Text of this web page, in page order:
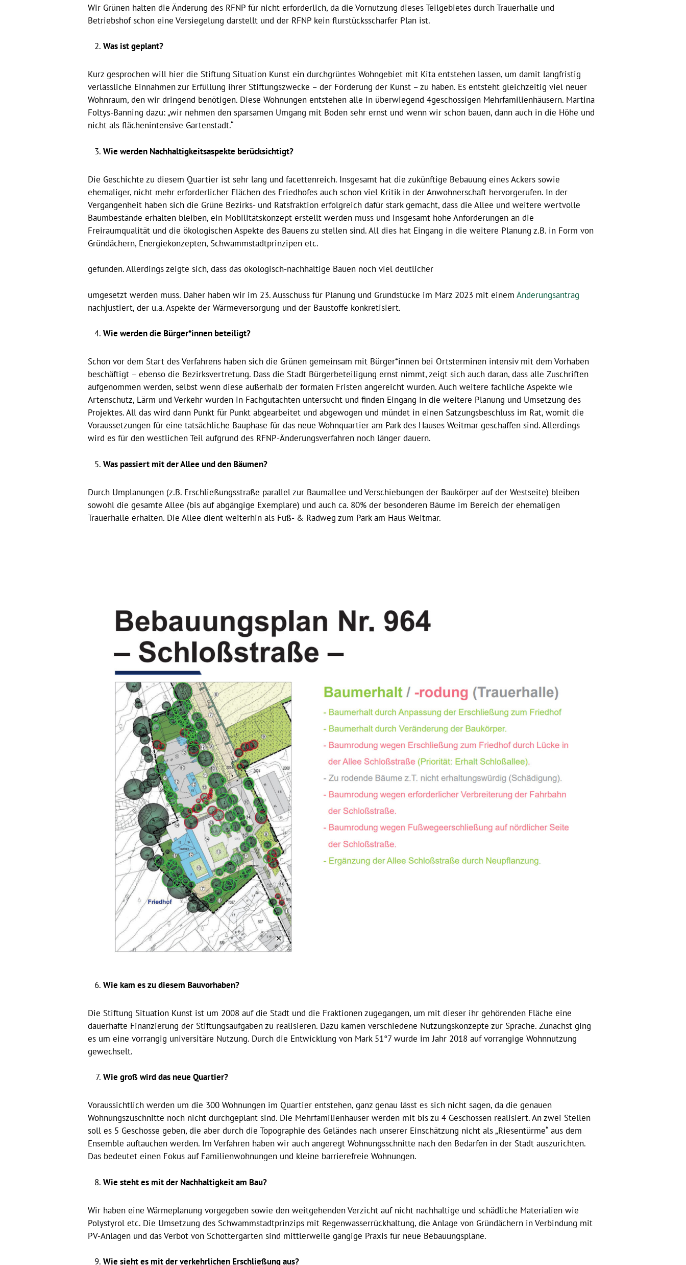
Wir Grünen halten die Änderung des RFNP für nicht erforderlich, da die Vornutzung dieses Teilgebietes durch Trauerhalle und
Betriebshof schon eine Versiegelung darstellt und der RFNP kein flurstücksscharfer Plan ist.
Was ist geplant?
Kurz gesprochen will hier die Stiftung Situation Kunst ein durchgrüntes Wohngebiet mit Kita entstehen lassen, um damit langfristig
verlässliche Einnahmen zur Erfüllung ihrer Stiftungszwecke – der Förderung der Kunst – zu haben. Es entsteht gleichzeitig viel neuer
Wohnraum, den wir dringend benötigen. Diese Wohnungen entstehen alle in überwiegend 4geschossigen Mehrfamilienhäusern. Martina
Foltys-Banning dazu: „wir nehmen den sparsamen Umgang mit Boden sehr ernst und wenn wir schon bauen, dann auch in die Höhe und
nicht als flächenintensive Gartenstadt.“
Wie werden Nachhaltigkeitsaspekte berücksichtigt?
Die Geschichte zu diesem Quartier ist sehr lang und facettenreich. Insgesamt hat die zukünftige Bebauung eines Ackers sowie
ehemaliger, nicht mehr erforderlicher Flächen des Friedhofes auch schon viel Kritik in der Anwohnerschaft hervorgerufen. In der
Vergangenheit haben sich die Grüne Bezirks- und Ratsfraktion erfolgreich dafür stark gemacht, dass die Allee und weitere wertvolle
Baumbestände erhalten bleiben, ein Mobilitätskonzept erstellt werden muss und insgesamt hohe Anforderungen an die
Freiraumqualität und die ökologischen Aspekte des Bauens zu stellen sind. All dies hat Eingang in die weitere Planung z.B. in Form von
Gründächern, Energiekonzepten, Schwammstadtprinzipen etc.
gefunden. Allerdings zeigte sich, dass das ökologisch-nachhaltige Bauen noch viel deutlicher
umgesetzt werden muss. Daher haben wir im 23. Ausschuss für Planung und Grundstücke im März 2023 mit einem Änderungsantrag
nachjustiert, der u.a. Aspekte der Wärmeversorgung und der Baustoffe konkretisiert.
Wie werden die Bürger*innen beteiligt?
Schon vor dem Start des Verfahrens haben sich die Grünen gemeinsam mit Bürger*innen bei Ortsterminen intensiv mit dem Vorhaben
beschäftigt – ebenso die Bezirksvertretung. Dass die Stadt Bürgerbeteiligung ernst nimmt, zeigt sich auch daran, dass alle Zuschriften
aufgenommen werden, selbst wenn diese außerhalb der formalen Fristen angereicht wurden. Auch weitere fachliche Aspekte wie
Artenschutz, Lärm und Verkehr wurden in Fachgutachten untersucht und finden Eingang in die weitere Planung und Umsetzung des
Projektes. All das wird dann Punkt für Punkt abgearbeitet und abgewogen und mündet in einen Satzungsbeschluss im Rat, womit die
Voraussetzungen für eine tatsächliche Bauphase für das neue Wohnquartier am Park des Hauses Weitmar geschaffen sind. Allerdings
wird es für den westlichen Teil aufgrund des RFNP-Änderungsverfahren noch länger dauern.
Was passiert mit der Allee und den Bäumen?
Durch Umplanungen (z.B. Erschließungsstraße parallel zur Baumallee und Verschiebungen der Baukörper auf der Westseite) bleiben
sowohl die gesamte Allee (bis auf abgängige Exemplare) und auch ca. 80% der besonderen Bäume im Bereich der ehemaligen
Trauerhalle erhalten. Die Allee dient weiterhin als Fuß- & Radweg zum Park am Haus Weitmar.
Wie kam es zu diesem Bauvorhaben?
Die Stiftung Situation Kunst ist um 2008 auf die Stadt und die Fraktionen zugegangen, um mit dieser ihr gehörenden Fläche eine
dauerhafte Finanzierung der Stiftungsaufgaben zu realisieren. Dazu kamen verschiedene Nutzungskonzepte zur Sprache. Zunächst ging
es um eine vorrangig universitäre Nutzung. Durch die Entwicklung von Mark 51°7 wurde im Jahr 2018 auf vorrangige Wohnnutzung
gewechselt.
Wie groß wird das neue Quartier?
Voraussichtlich werden um die 300 Wohnungen im Quartier entstehen, ganz genau lässt es sich nicht sagen, da die genauen
Wohnungszuschnitte noch nicht durchgeplant sind. Die Mehrfamilienhäuser werden mit bis zu 4 Geschossen realisiert. An zwei Stellen
soll es 5 Geschosse geben, die aber durch die Topographie des Geländes nach unserer Einschätzung nicht als „Riesentürme“ aus dem
Ensemble auftauchen werden. Im Verfahren haben wir auch angeregt Wohnungsschnitte nach den Bedarfen in der Stadt auszurichten.
Das bedeutet einen Fokus auf Familienwohnungen und kleine barrierefreie Wohnungen.
Wie steht es mit der Nachhaltigkeit am Bau?
Wir haben eine Wärmeplanung vorgegeben sowie den weitgehenden Verzicht auf nicht nachhaltige und schädliche Materialien wie
Polystyrol etc. Die Umsetzung des Schwammstadtprinzips mit Regenwasserrückhaltung, die Anlage von Gründächern in Verbindung mit
PV-Anlagen und das Verbot von Schottergärten sind mittlerweile gängige Praxis für neue Bebauungspläne.
Wie sieht es mit der verkehrlichen Erschließung aus?